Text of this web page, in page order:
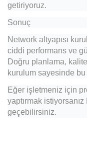
getiriyoruz.
Sonuç
Network altyapısı
ciddi performans ve
Doğru planlama,
kurulum sayesinde
Eğer işletmeniz için
yaptırmak
geçebilirsiniz.